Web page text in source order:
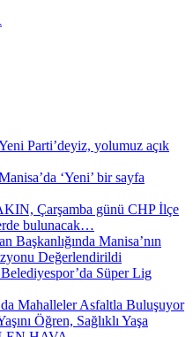
Parti’deyiz, yolumuz açık
‘Yeni’ bir sayfa
Çarşamba günü CHP İlçe
bulunacak…
Başkanlığında Manisa’nın
Değerlendirildi
Süper Lig
Mahalleler Asfaltla Buluşuyor
Öğren, Sağlıklı Yaşa